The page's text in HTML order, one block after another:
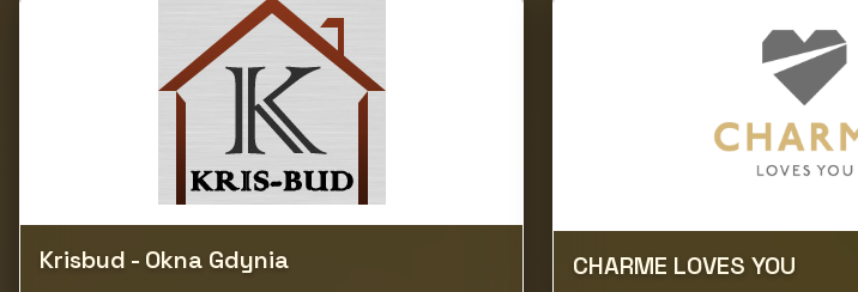
Krisbud - Okna Gdynia CHARME LOVES YOU